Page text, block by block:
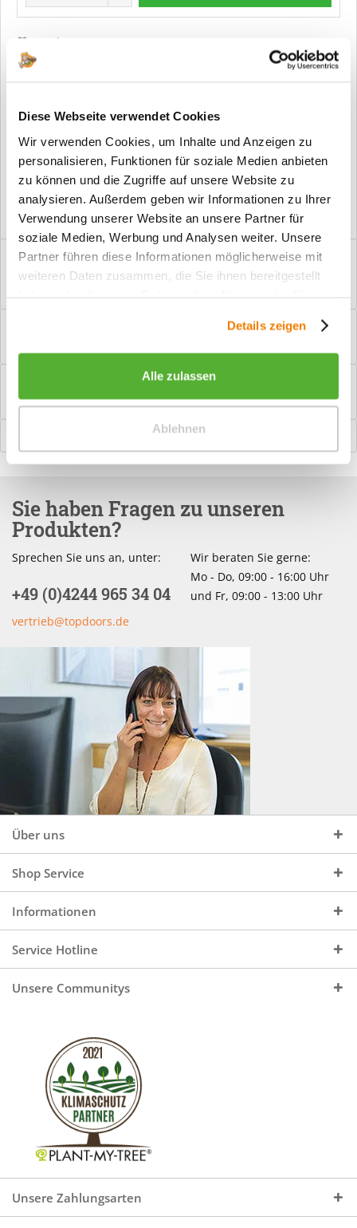
Diese Webseite verwendet Cookies
Wir verwenden Cookies, um Inhalte und Anzeigen zu
personalisieren, Funktionen für soziale Medien anbieten
zu können und die Zugriffe auf unsere Website zu
analysieren. Außerdem geben wir Informationen zu Ihrer
Verwendung unserer Website an unsere Partner für
soziale Medien, Werbung und Analysen weiter. Unsere
Partner führen diese Informationen möglicherweise mit
weiteren Daten zusammen, die Sie ihnen bereitgestellt
Details zeigen
Alle zulassen
Ablehnen
Merken
Vorteile
Kostenloser Versand ab € 2000,- Bestellwert
Versand mit eigener Spedition
Beschreibung
PZ-Garnitur Griff Benidorm Manchmal brauchen Innentüren
mehr
Sie haben Fragen zu unseren
Produkten?
Sprechen Sie uns an, unter:
+49 (0)4244 965 34 04
vertrieb@topdoors.de
Wir beraten Sie gerne:
Mo - Do, 09:00 - 16:00 Uhr
und Fr, 09:00 - 13:00 Uhr
Über uns
Shop Service
Informationen
Service Hotline
Unsere Communitys
Unsere Zahlungsarten